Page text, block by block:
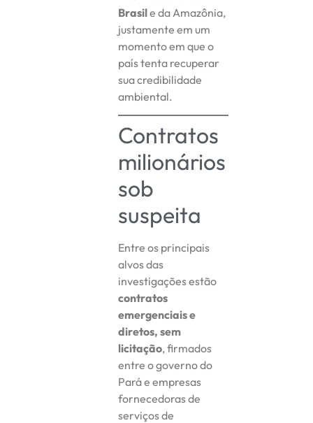
Brasile da Amazônia,
justamente em um
momento em que o
país tenta recuperar
sua credibilidade
ambiental.
Contratos
milionários
sob
suspeita
Entre os principais
alvos das
investigações estão
contratos
emergenciais e
diretos, sem
licitação, firmados
entre o governo do
Pará e empresas
fornecedoras de
serviços de